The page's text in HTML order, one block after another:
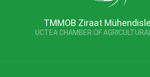
TMMOB Ziraat
UCTEA CHAMBER OF